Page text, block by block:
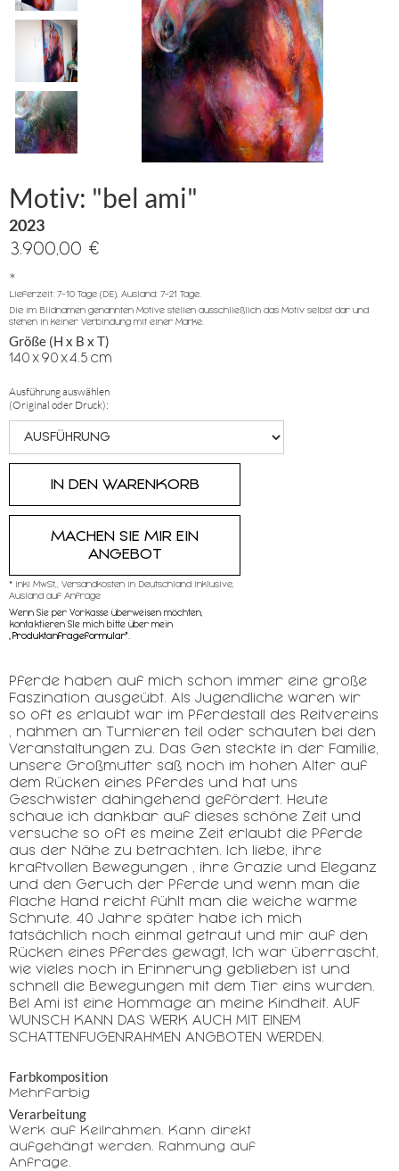
Motiv: "bel ami"
2023
3.900,00 €
*
Lieferzeit: 7-10 Tage (DE), Ausland: 7-21 Tage.
Die im Bildnamen genannten Motive stellen ausschließlich das Motiv selbst dar und
stehen in keiner Verbindung mit einer Marke.
Größe (H x B x T)
140x90x4.5 cm
Ausführung auswählen
(Original oder Druck):
MACHEN SIE MIR EIN
ANGEBOT
* inkl MwSt,, Versandkosten in Deutschland inklusive,
Ausland auf Anfrage
Wenn Sie per Vorkasse überweisen möchten,
kontaktieren SIe mich bitte über mein
Produktanfrageformular"
Pferde haben auf mich schon immer eine große
Faszination ausgeübt. Als Jugendliche waren wir
so oft es erlaubt war im Pferdestall des Reitvereins
, nahmen an Turnieren teil oder schauten bei den
Veranstaltungen zu. Das Gen steckte in der Familie,
unsere Großmutter saß noch im hohen Alter auf
dem Rücken eines Pferdes und hat uns
Geschwister dahingehend gefördert. Heute
schaue ich dankbar auf dieses schöne Zeit und
versuche so oft es meine Zeit erlaubt die Pferde
aus der Nähe zu betrachten. Ich liebe, ihre
kraftvollen Bewegungen , ihre Grazie und Eleganz
und den Geruch der Pferde und wenn man die
flache Hand reicht fühlt man die weiche warme
Schnute. 40 Jahre später habe ich mich
tatsächlich noch einmal getraut und mir auf den
Rücken eines Pferdes gewagt, Ich war überrascht,
wie vieles noch in Erinnerung geblieben ist und
schnell die Bewegungen mit dem Tier eins wurden.
Bel Ami ist eine Hommage an meine Kindheit. AUF
WUNSCH KANN DAS WERK AUCH MIT EINEM
SCHATTENFUGENRAHMEN ANGBOTEN WERDEN.
Farbkomposition
Mehrfarbig
Verarbeitung
Werk auf Keilrahmen. Kann direkt
aufgehängt werden. Rahmung auf
Anfrage.